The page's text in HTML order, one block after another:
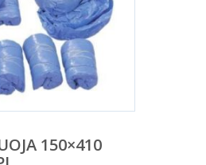
150×410